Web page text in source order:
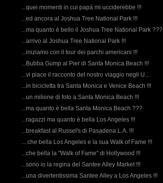
...quei momenti in cui papà mi ucciderebbe !!!
...ed ancora al Joshua Tree National Park !!!
...ma quanto è bello il Joshua Tree National Park ???
...arrivo al Joshua Tree National Park !!!
...iniziamo con il tour dei parchi americani !!!
...Bubba Gump al Pier di Santa Monica Beach !!!
...vi piace il racconto del nostro viaggio negli U...
...in bicicletta tra Santa Monica e Venice Beach !!!
...un milione di foto a Santa Monica Beach !!!
...ma quanto è bella Santa Monica Beach ???
...ragazzi ma quanto è bella Los Angeles !!!
...breakfast al Russel's di Pasadena L.A. !!!
....che bella Los Angeles e la sua Walk of Fame !!!
...che bella la "Walk of Fame" di Hollywood !!!
...sono io la regina del Santee Alley Market !!!
...una divertentissima Santee Alley a Los Angeles !!!